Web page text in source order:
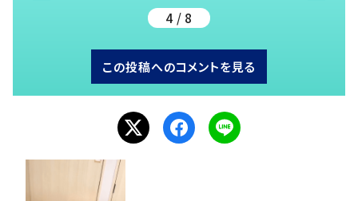
4 / 8
この投稿へのコメントを見る